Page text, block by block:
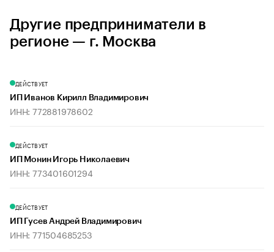
Другие предприниматели в
регионе — г. Москва
ДЕЙСТВУЕТ
ИП Иванов Кирилл Владимирович
ИНН: 772881978602
ДЕЙСТВУЕТ
ИП Монин Игорь Николаевич
ИНН: 773401601294
ДЕЙСТВУЕТ
ИП Гусев Андрей Владимирович
ИНН: 771504685253